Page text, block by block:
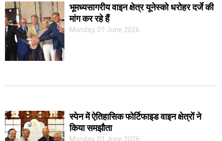
भूमध्यसागरीय वाइन क्षेत्र यूनेस्को धरोहर दर्जे की
मांग कर रहे हैं
Monday, 01 June 2026
स्पेन में ऐतिहासिक फोर्टिफाइड वाइन क्षेत्रों ने
किया समझौता
Monday, 01 June 2026